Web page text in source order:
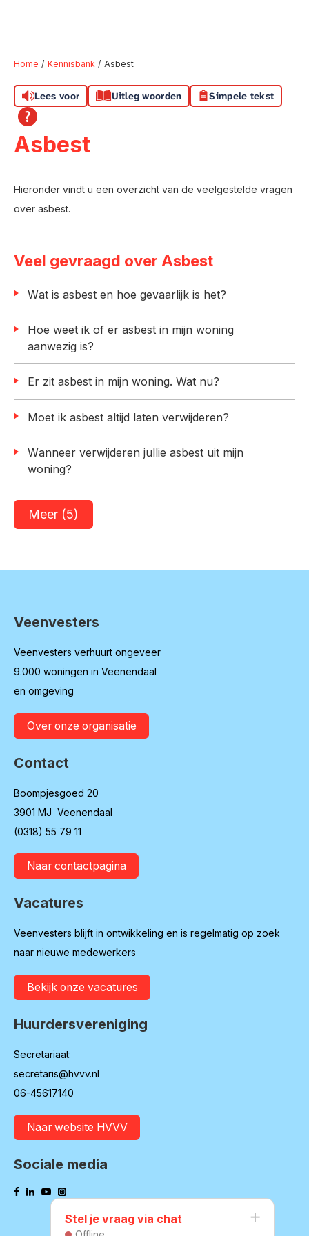
Naar hoofdinhoud
Naar hoofdnavigatiemenu
Naar zoeken
Home Kennisbank Asbest
Lees voor Uitleg woorden Simpele tekst
Asbest
Hieronder vindt u een overzicht van de veelgestelde vragen
over asbest.
Veel gevraagd over Asbest
Wat is asbest en hoe gevaarlijk is het?
Hoe weet ik of er asbest in mijn woning
aanwezig is?
Er zit asbest in mijn woning. Wat nu?
Moet ik asbest altijd laten verwijderen?
Wanneer verwijderen jullie asbest uit mijn
woning?
Meer (5)
Contactinformatie
Veenvesters
Veenvesters verhuurt ongeveer
9.000 woningen in Veenendaal
en omgeving
Over onze organisatie
Contact
Boompjesgoed 20
3901 MJ Veenendaal
(0318) 55 79 11
Naar contactpagina
Vacatures
Veenvesters blijft in ontwikkeling en is regelmatig op zoek
naar nieuwe medewerkers
Bekijk onze vacatures
Huurdersvereniging
Secretariaat:
secretaris@hvvv.nl
06-45617140
Naar website HVVV
Sociale media
Stel je vraag via chat